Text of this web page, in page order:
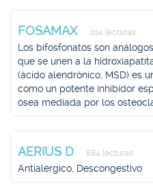
FOSAMAX 204 lecturas
Los bifosfonatos son
que se unen a la
(ácido alendrónico, MSD) es
como un potente inhibidor
ósea mediada por los
AERIUS D 884 lecturas
Antialérgico, Descongestivo